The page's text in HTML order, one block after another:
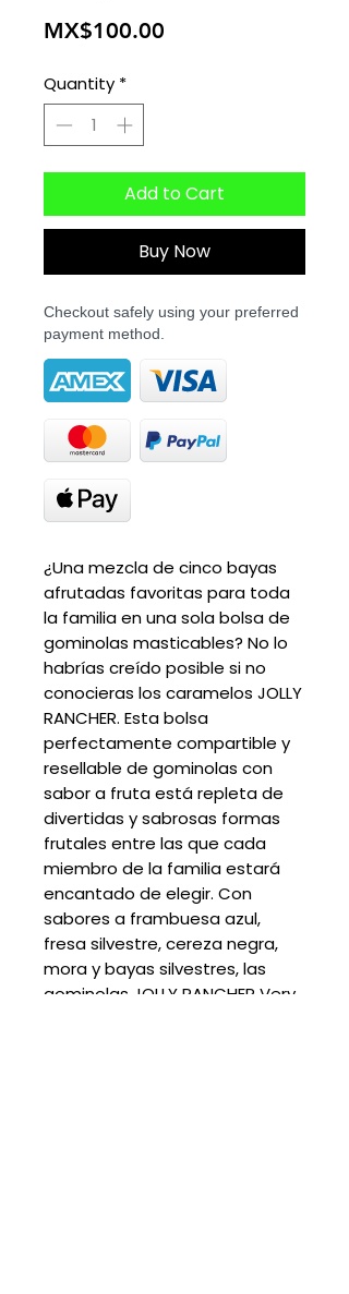
MX$100.00
Quantity *
Add to Cart
Buy Now
Checkout safely using your preferred
payment method.
¿Una mezcla de cinco bayas
afrutadas favoritas para toda
la familia en una sola bolsa de
gominolas masticables? No lo
habrías creído posible si no
conocieras los caramelos JOLLY
RANCHER. Esta bolsa
perfectamente compartible y
resellable de gominolas con
sabor a fruta está repleta de
divertidas y sabrosas formas
frutales entre las que cada
miembro de la familia estará
encantado de elegir. Con
sabores a frambuesa azul,
fresa silvestre, cereza negra,
mora y bayas silvestres, las
gominolas JOLLY RANCHER Very